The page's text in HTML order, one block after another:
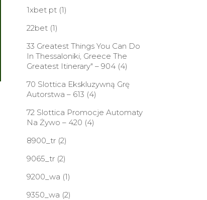
1xbet pt(1)
22bet(1)
33 Greatest Things You Can Do
In Thessaloniki, Greece The
Greatest Itinerary" – 904(4)
70 Slottica Ekskluzywną Grę
Autorstwa – 613 (4)
72 Slottica Promocje Automaty
Na Żywo – 420 (4)
8900_tr(2)
9065_tr(2)
9200_wa (1)
9350_wa (2)